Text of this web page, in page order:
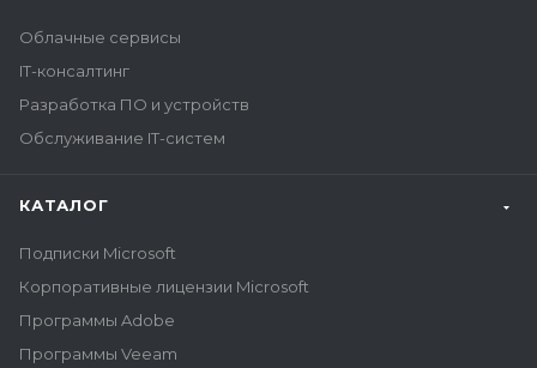
Облачные сервисы
IT-консалтинг
Разработка ПО и устройств
Обслуживание IT-систем
КАТАЛОГ
Подписки Microsoft
Корпоративные лицензии Microsoft
Программы Adobe
Программы Veeam